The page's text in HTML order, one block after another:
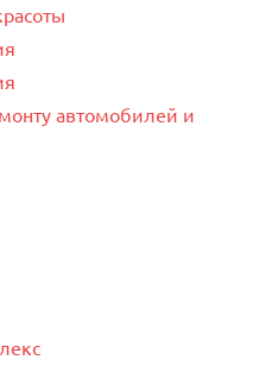
автомобилей и